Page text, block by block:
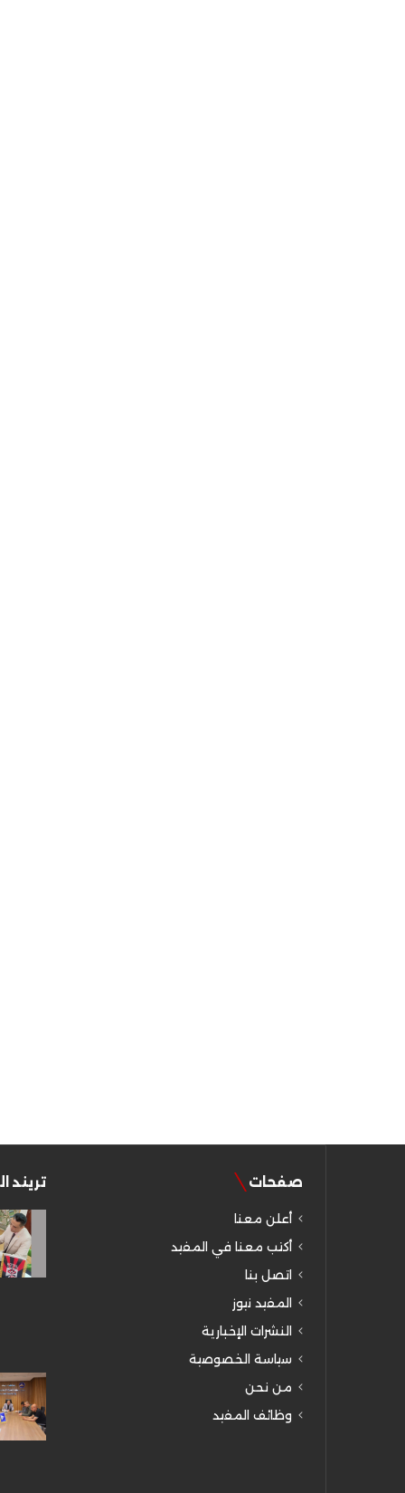
صفحات
أعلن معنا
أكتب معنا في المفيد
اتصل بنا
المفيد نيوز
النشرات الإخبارية
سياسة الخصوصية
من نحن
وظائف المفيد
تريند